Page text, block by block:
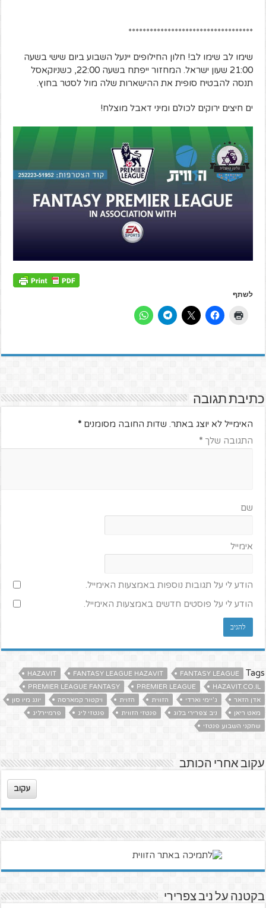
***********************************
שימו לב שימו לב! חלון החילופים יינעל השבוע ביום שישי בשעה
21:00 שעון ישראל. המחזור ייפתח בשעה 22:00, כשניוקאסל
תנסה להבטיח סופית את ההישארות שלה מול לסטר בחוץ.
ים חיצים ירוקים לכולם ומיני דאבל מוצלח!
לשתף
כתיבת תגובה
האימייל לא יוצג באתר. שדות החובה מסומנים*
התגובה שלך*
שם
אימייל
הודע לי על תגובות נוספות באמצעות האימייל.
הודע לי על פוסטים חדשים באמצעות האימייל.
Tags
FANTASY LEAGUE
FANTASY LEAGUE HAZAVIT
HAZAVIT
HAZAVIT.CO.IL
PREMIER LEAGUE
PREMIER LEAGUE FANTASY
אדן הזאר
ג'יימי וארדי הזווית הזוית ויקטור קמארסה
יונג מיו סון
מאט ריאן
ניב צפרירי בלוג פנטזי הזווית פנטזי ליג
פרמיירליג
שחקני השבוע פנטזי
עקוב אחרי הכותב
עקוב
בקטנה על ניב צפרירי